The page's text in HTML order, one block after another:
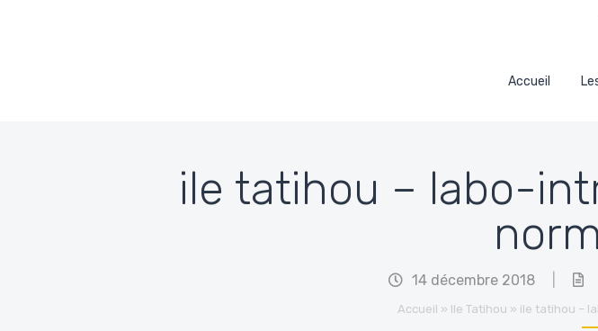
Accueil
ile tatihou – labo-
14 décembre 2018
Accueil » Ile Tatihou » ile tatihou –